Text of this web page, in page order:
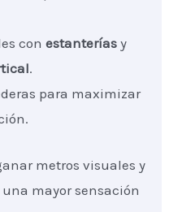
conestanterías y
.
para maximizar
metros visuales y
mayor sensación